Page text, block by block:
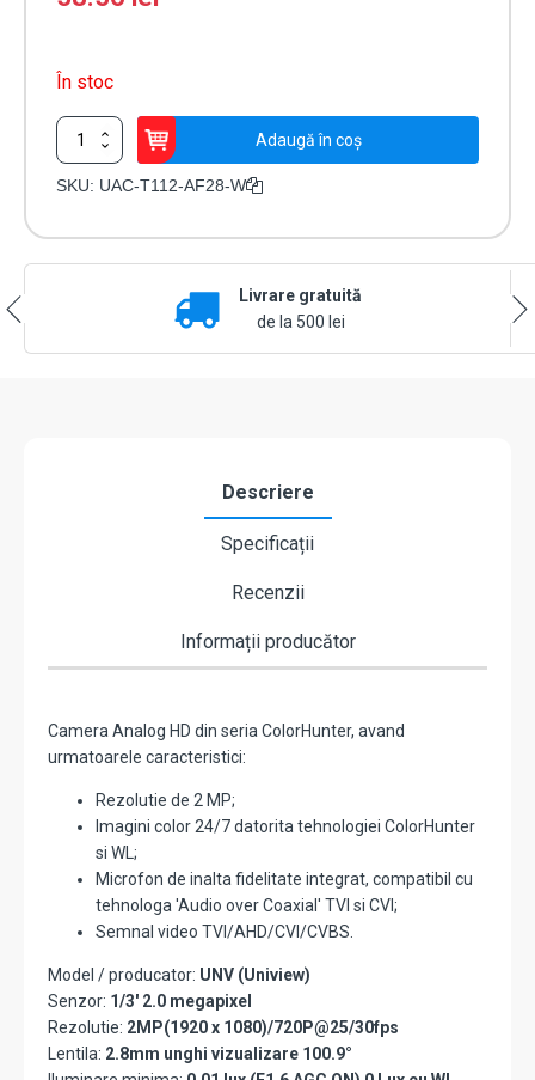
În stoc
Cantitate
ColorHunter
-
Adaugă în coș
SKU: UAC-T112-AF28-W
Livrare gratuită
de la 500 lei
Descriere
Specificații
Recenzii
Informații producător
Camera Analog HD din seria ColorHunter, avand
urmatoarele caracteristici:
Rezolutie de 2 MP;
Imagini color 24/7 datorita tehnologiei ColorHunter
si WL;
Microfon de inalta fidelitate integrat, compatibil cu
tehnologa 'Audio over Coaxial' TVI si CVI;
Semnal video TVI/AHD/CVI/CVBS.
Model / producator: UNV (Uniview)
Senzor: 1/3' 2.0 megapixel
Rezolutie: 2MP(1920 x 1080)/720P@25/30fps
Lentila: 2.8mm unghi vizualizare 100.9°